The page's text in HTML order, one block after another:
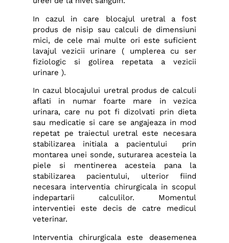
In cazul in care blocajul uretral a fost
produs de nisip sau calculi de dimensiuni
mici, de cele mai multe ori este suficient
lavajul vezicii urinare ( umplerea cu ser
fiziologic si golirea repetata a vezicii
urinare ).
In cazul blocajului uretral produs de calculi
aflati in numar foarte mare in vezica
urinara, care nu pot fi dizolvati prin dieta
sau medicatie si care se angajeaza in mod
repetat pe traiectul uretral este necesara
stabilizarea initiala a pacientului prin
montarea unei sonde, suturarea acesteia la
piele si mentinerea acesteia pana la
stabilizarea pacientului, ulterior fiind
necesara interventia chirurgicala in scopul
indepartarii calculilor. Momentul
interventiei este decis de catre medicul
veterinar.
Interventia chirurgicala este deasemenea